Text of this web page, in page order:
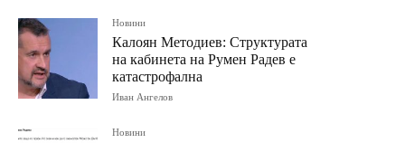
Новини
Калоян Методиев: Структурата
на кабинета на Румен Радев е
катастрофална
Иван Ангелов
Новини